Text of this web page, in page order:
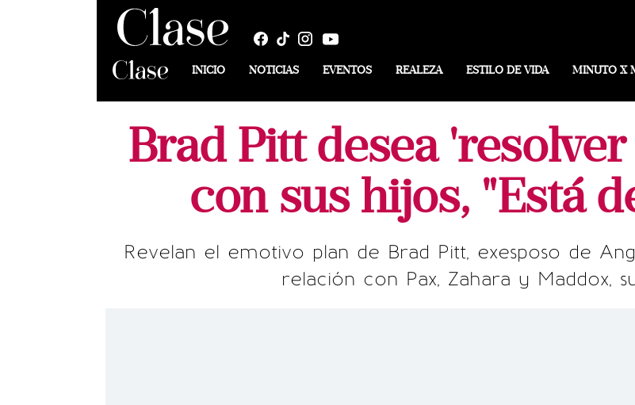
INICIO NOTICIAS EVENTOS REALEZA ESTILO DE VIDA MINUTO X
Brad Pitt desea
con sus hijos, "Está
Revelan el emotivo plan de Brad Pitt, exesposo de
relación con Pax, Zahara y Maddox,